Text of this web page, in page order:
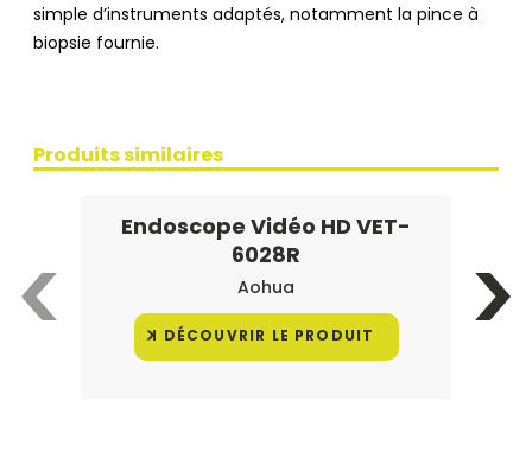
simple d’instruments adaptés, notamment la pince à
biopsie fournie.
Produits similaires
Endoscope Vidéo HD VET-
6028R
Aohua
DÉCOUVRIR LE PRODUIT